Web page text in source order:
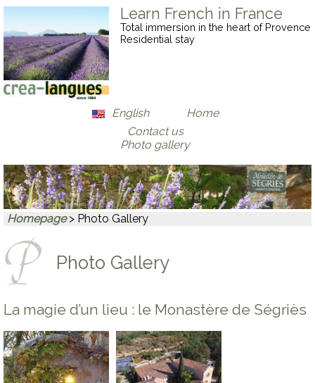
Learn French in France
Total immersion in the heart of Provence
Residential stay
English
Français
Deutsch
Home
Contact us
Photo gallery
Homepage> Photo Gallery
Photo Gallery
La magie d’un lieu : le Monastère de Ségriès